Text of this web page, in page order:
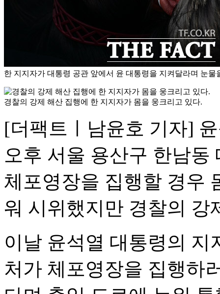
한 지지자가 대통령 공관 앞에서 윤 대통령을 지켜달라며 눈물
경찰의 강제 해산 집행에 한 지지자가 몸을 웅크리고 있다.
[더팩트ㅣ남윤호 기자]
오후 서울 용산구 한남동
체포영장을 집행할 경우
워 시위했지만 경찰의 강
이날 윤석열 대통령의
처가 체포영장을 집행하